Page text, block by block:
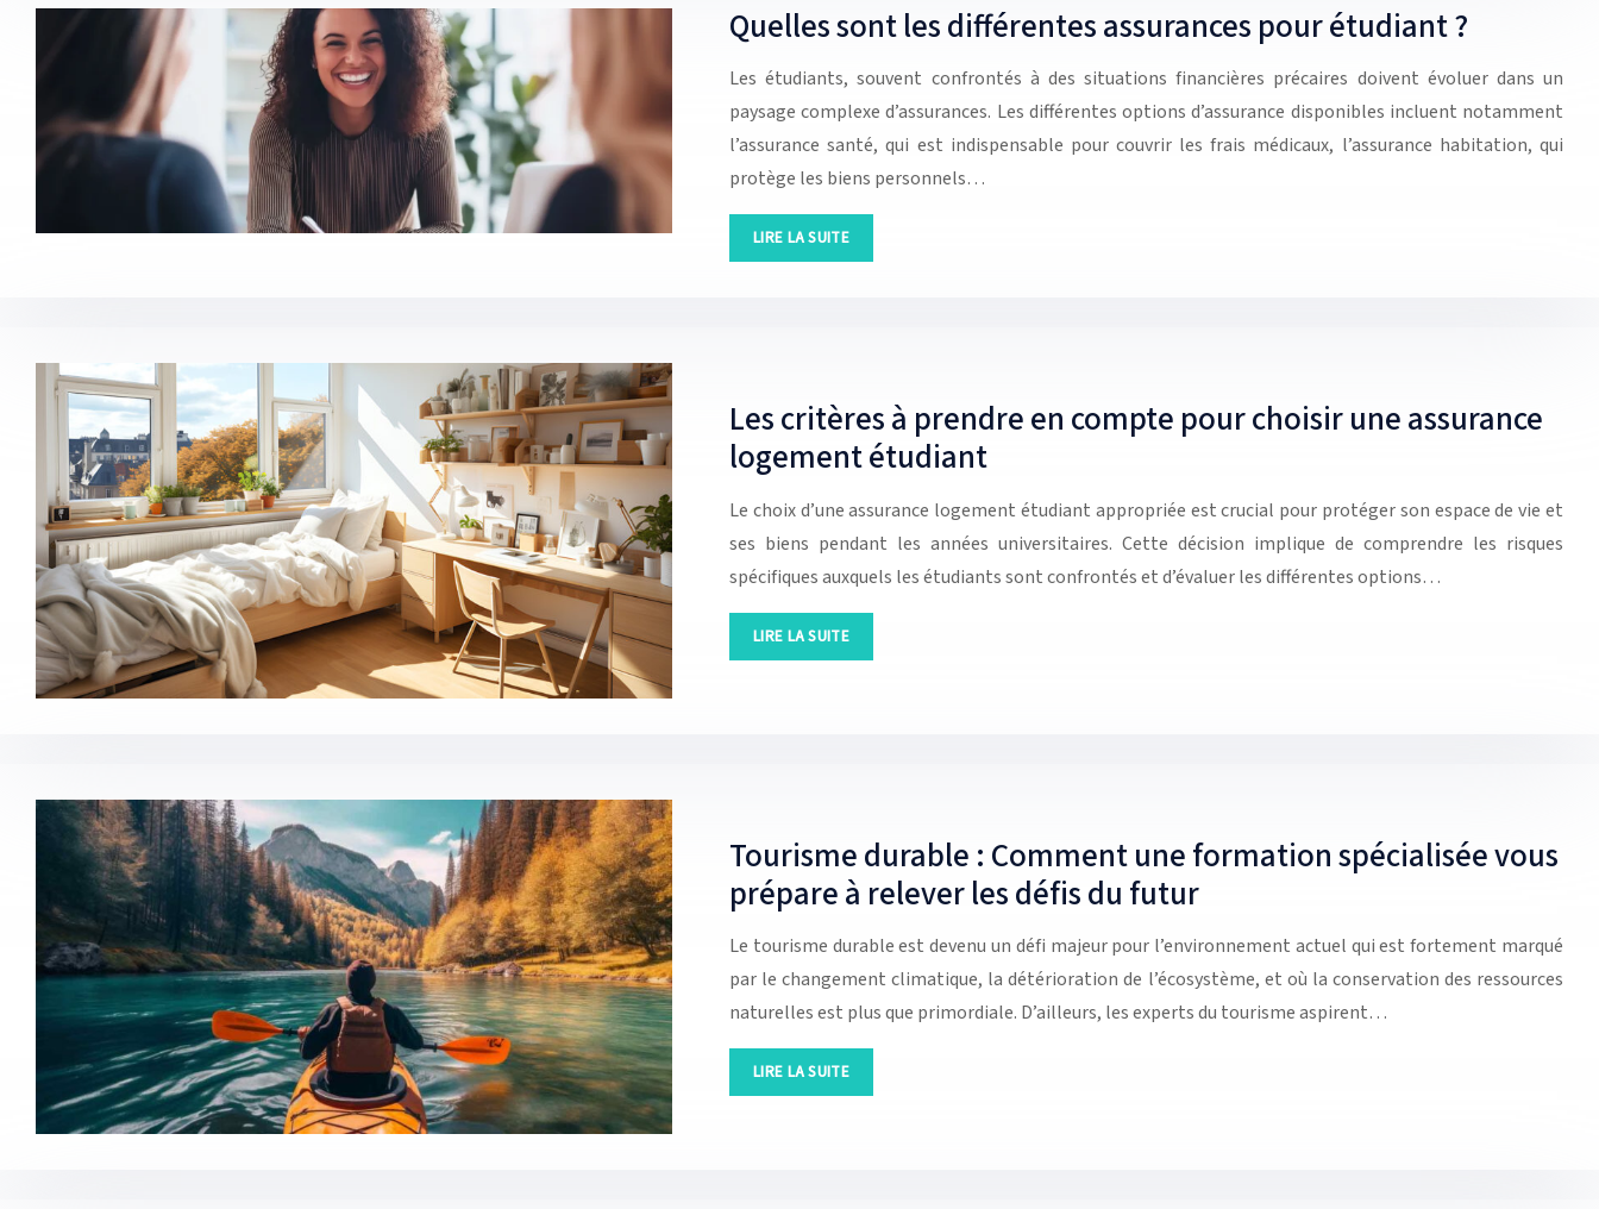
Quelles sont les différentes assurances pour étudiant ?
Les étudiants, souvent confrontés à des situations financières précaires doivent évoluer dans un
paysage complexe d’assurances. Les différentes options d’assurance disponibles incluent notamment
l’assurance santé, qui est indispensable pour couvrir les frais médicaux, l’assurance habitation, qui
protège les biens personnels…
LIRE LA SUITE
Les critères à prendre en compte pour choisir une assurance
logement étudiant
Le choix d’une assurance logement étudiant appropriée est crucial pour protéger son espace de vie et
ses biens pendant les années universitaires. Cette décision implique de comprendre les risques
spécifiques auxquels les étudiants sont confrontés et d’évaluer les différentes options…
LIRE LA SUITE
Tourisme durable : Comment une formation spécialisée vous
prépare à relever les défis du futur
Le tourisme durable est devenu un défi majeur pour l’environnement actuel qui est fortement marqué
par le changement climatique, la détérioration de l’écosystème, et où la conservation des ressources
naturelles est plus que primordiale. D’ailleurs, les experts du tourisme aspirent…
LIRE LA SUITE